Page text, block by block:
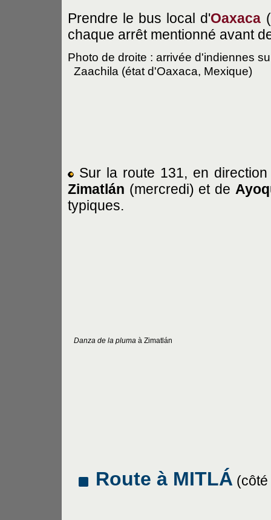
Prendre le bus local d'Oaxaca
chaque arrêt mentionné avant
Photo de droite : arrivée d'indiennes
Zaachila (état d'Oaxaca, Mexique)
Sur la route 131, en
Zimatlán (mercredi) et de
typiques.
Danza de la pluma à Zimatlán
Route à MITLÁ